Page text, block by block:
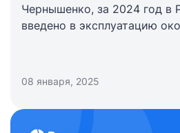
Чернышенко, за 2024 год в
введено в эксплуатацию
При этом, 40% отелей
Краснодарского края.
08 января, 2025